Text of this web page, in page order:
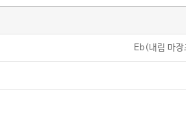
Eb(내림 마장